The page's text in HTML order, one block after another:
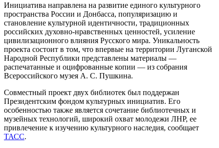
Инициатива направлена на развитие единого культурного
пространства России и Донбасса, популяризацию и
становление культурной идентичности, традиционных
российских духовно-нравственных ценностей, усиление
цивилизационного влияния Русского мира. Уникальность
проекта состоит в том, что впервые на территории Луганской
Народной Республики представлены материалы —
распечатанные и оцифрованные копии — из собрания
Всероссийского музея А. С. Пушкина.
Совместный проект двух библиотек был поддержан
Президентским фондом культурных инициатив. Его
особенностью также является сочетание библиотечных и
музейных технологий, широкий охват молодежи ЛНР, ее
привлечение к изучению культурного наследия, сообщает
ТАСС.